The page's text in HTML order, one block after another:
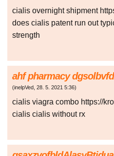
cialis overnight shipment
does cialis patent run out
strength
ahf pharmacy
(inelpVed, 28. 5. 2021 5:36)
cialis viagra combo https://
cialis cialis without rx